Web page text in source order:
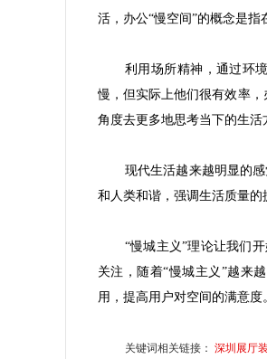
活，办公“慢空间”的概念是
利用场所精神，通过环
慢，但实际上他们很有效率，
角度去更多地思考当下的生活
现代生活越来越明显的
和人类和谐，强调生活质量的
“慢城主义”理论让我们
关注，随着“慢城主义”越来
用，提高用户对空间的满意度
关键词相关链接： 深圳展厅